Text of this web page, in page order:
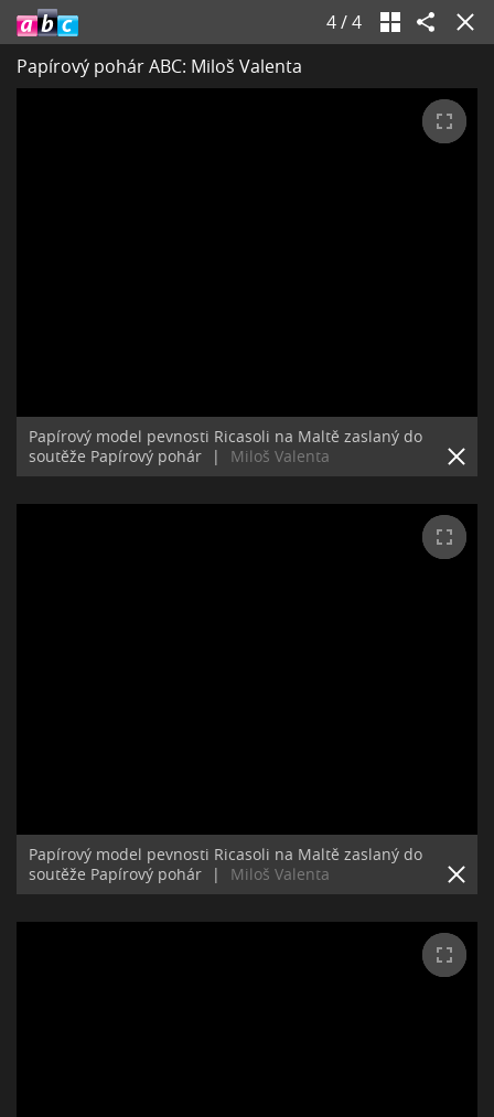
4/4
Papírový pohár ABC: Miloš Valenta
Papírový model pevnosti Ricasoli na Maltě zaslaný do
soutěže Papírový pohár
| Miloš Valenta
Papírový model pevnosti Ricasoli na Maltě zaslaný do
soutěže Papírový pohár
| Miloš Valenta